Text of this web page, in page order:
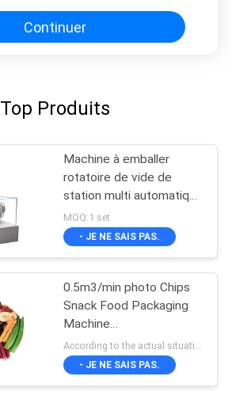
Continuer
Top Produits
Machine à emballer
rotatoire de vide de
station multi automatique
pour le casse-croûte
MOQ:1 set
- JE NE SAIS PAS.
0.5m3/min photo Chips
Snack Food Packaging
Machine
L1400*W1000*H1800m
m
According to the actual situation MOQ:1 set
- JE NE SAIS PAS.